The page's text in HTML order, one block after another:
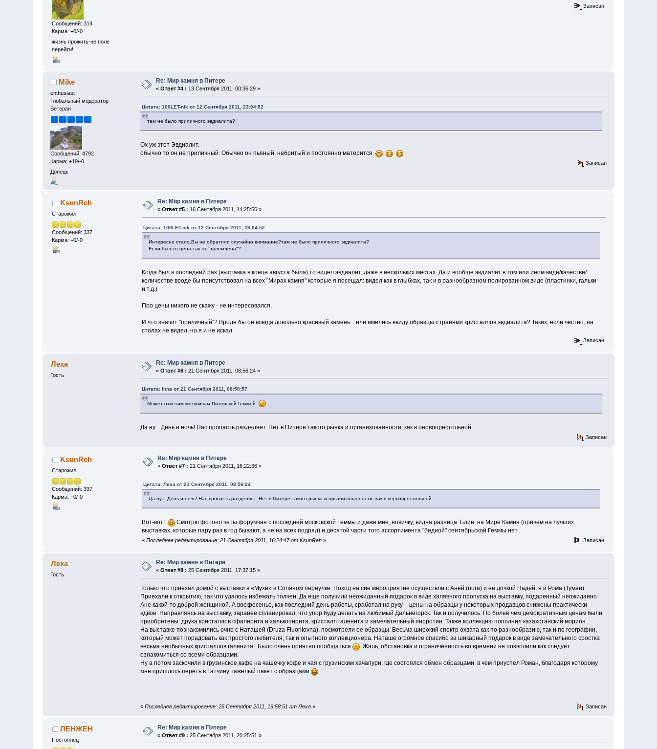
Сообщений: 314
Карма: +0/-0
жизнь прожить-не поле
перейти!
Записан
Mike
enthusiast
Глобальный модератор
Ветеран
Сообщений: 4792
Карма: +19/-0
Донецк
Re: Мир камня в Питере
«Ответ #4 : 13 Сентября 2011, 00:36:29 »
Цитата: 100LET-nik от 12 Сентября 2011, 23:04:52
там не было приличного эвдиалита?
Ох уж этот Эвдиалит.
обычно то он не приличный. Обычно он пьяный, небритый и постоянно матерится
Записан
KsunReh
Старожил
Сообщений: 337
Карма: +0/-0
Re: Мир камня в Питере
«Ответ #5 : 16 Сентября 2011, 14:25:56 »
Цитата: 100LET-nik от 12 Сентября 2011, 23:04:52
Интересно стало,Вы не обратили случайно внимание?там не было приличного эвдиалита?
Если был,то цена так же"заломлена"?
Когда был в последний раз (выставка в конце августа была) то видел эвдиалит, даже в нескольких местах. Да и вообще эвдиалит в том или ином виде/качестве/
количестве вроде бы присутствовал на всех "Мирах камня" которые я посещал: видел как в глыбках, так и в разнообразном полированном виде (пластинки, гальки
и т.д.)
Про цены ничего не скажу - не интересовался.
И что значит "приличный"? Вроде бы он всегда довольно красивый камень... или имелись ввиду образцы с гранями кристаллов эвдиалита? Таких, если честно, на
столах не видел, но я и не искал.
Записан
Леха
Гость
Re: Мир камня в Питере
«Ответ #6 : 21 Сентября 2011, 08:56:24 »
Цитата: inna от 21 Сентября 2011, 08:50:57
Может ответим москвичам Питерской Геммой
Да ну... День и ночь! Нас пропасть разделяет. Нет в Питере такого рынка и организованности, как в первопрестольной.
Записан
KsunReh
Старожил
Сообщений: 337
Карма: +0/-0
Re: Мир камня в Питере
«Ответ #7 : 21 Сентября 2011, 16:22:36 »
Цитата: Леха от 21 Сентября 2011, 08:56:24
Да ну... День и ночь! Нас пропасть разделяет. Нет в Питере такого рынка и организованности, как в первопрестольной.
Вот-вот!
Смотрю фото-отчеты форумчан с последней московской Геммы и даже мне, новичку, видна разница. Блин, на Мире Камня (причем на лучших
выставках, которые пару раз в год бывают, а не на всех подряд) и десятой части того ассортимента "бедной" сентябрьской Геммы нет...
« Последнее редактирование: 21 Сентября 2011, 16:24:47 от KsunReh» Записан
Леха
Гость
Re: Мир камня в Питере
«Ответ #8 : 25 Сентября 2011, 17:37:15 »
Только что приехал домой с выставки в «Мухе» в Соляном переулке. Поход на сие мероприятие осуществли с Аней (nura) и ее дочкой Надей, я и Рома (Туман).
Приехали к открытию, так что удалось избежать толчеи. Да еще получили неожиданный подарок в виде халявного пропуска на выставку, подаренный неожиданно
Ане какой-то доброй женщиной. А воскресенье, как последний день работы, сработал на руку – цены на образцы у некоторых продавцов снижены практически
вдвое. Направляясь на выставку, заранее спланировал, что упор буду делать на любимый Дальнегорск. Так и получилось. По более чем демократичным ценам были
приобретены: друза кристаллов сфалерита и халькопирита, кристалл галенита и замечательный пирротин. Также коллекцию пополнил казахстанский морион.
На выставке познакомились очно с Наташей (Druza Fluoritovna), посмотрели ее образцы. Весьма широкий спектр охвата как по разнообразию, так и по географии,
который может порадовать как простого любителя, так и опытного коллекционера. Наташе огромное спасибо за шикарный подарок в виде замечательного сростка
весьма необычных кристаллов галенита! Было очень приятно пообщаться
. Жаль, обстановка и ограниченность во времени не позволили как следует
ознакомиться со всеми образцами.
Ну а потом заскочили в грузинское кафе на чашечку кофе и чая с грузинским хачапури, где состоялся обмен образцами, в чем приуспел Роман, благодаря которому
мне пришлось переть в Гатчину тяжелый пакет с образцами
.
« Последнее редактирование: 25 Сентября 2011, 19:58:51 от Леха» Записан
ЛЕНЖЕН
Постоялец
Re: Мир камня в Питере
«Ответ #9 : 25 Сентября 2011, 20:25:51 »